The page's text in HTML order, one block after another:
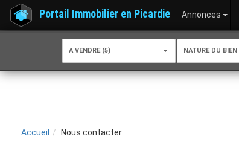
Portail Immobilier en Picardie Annonces
A VENDRE (5) NATURE DU BIEN
Accueil Nous contacter